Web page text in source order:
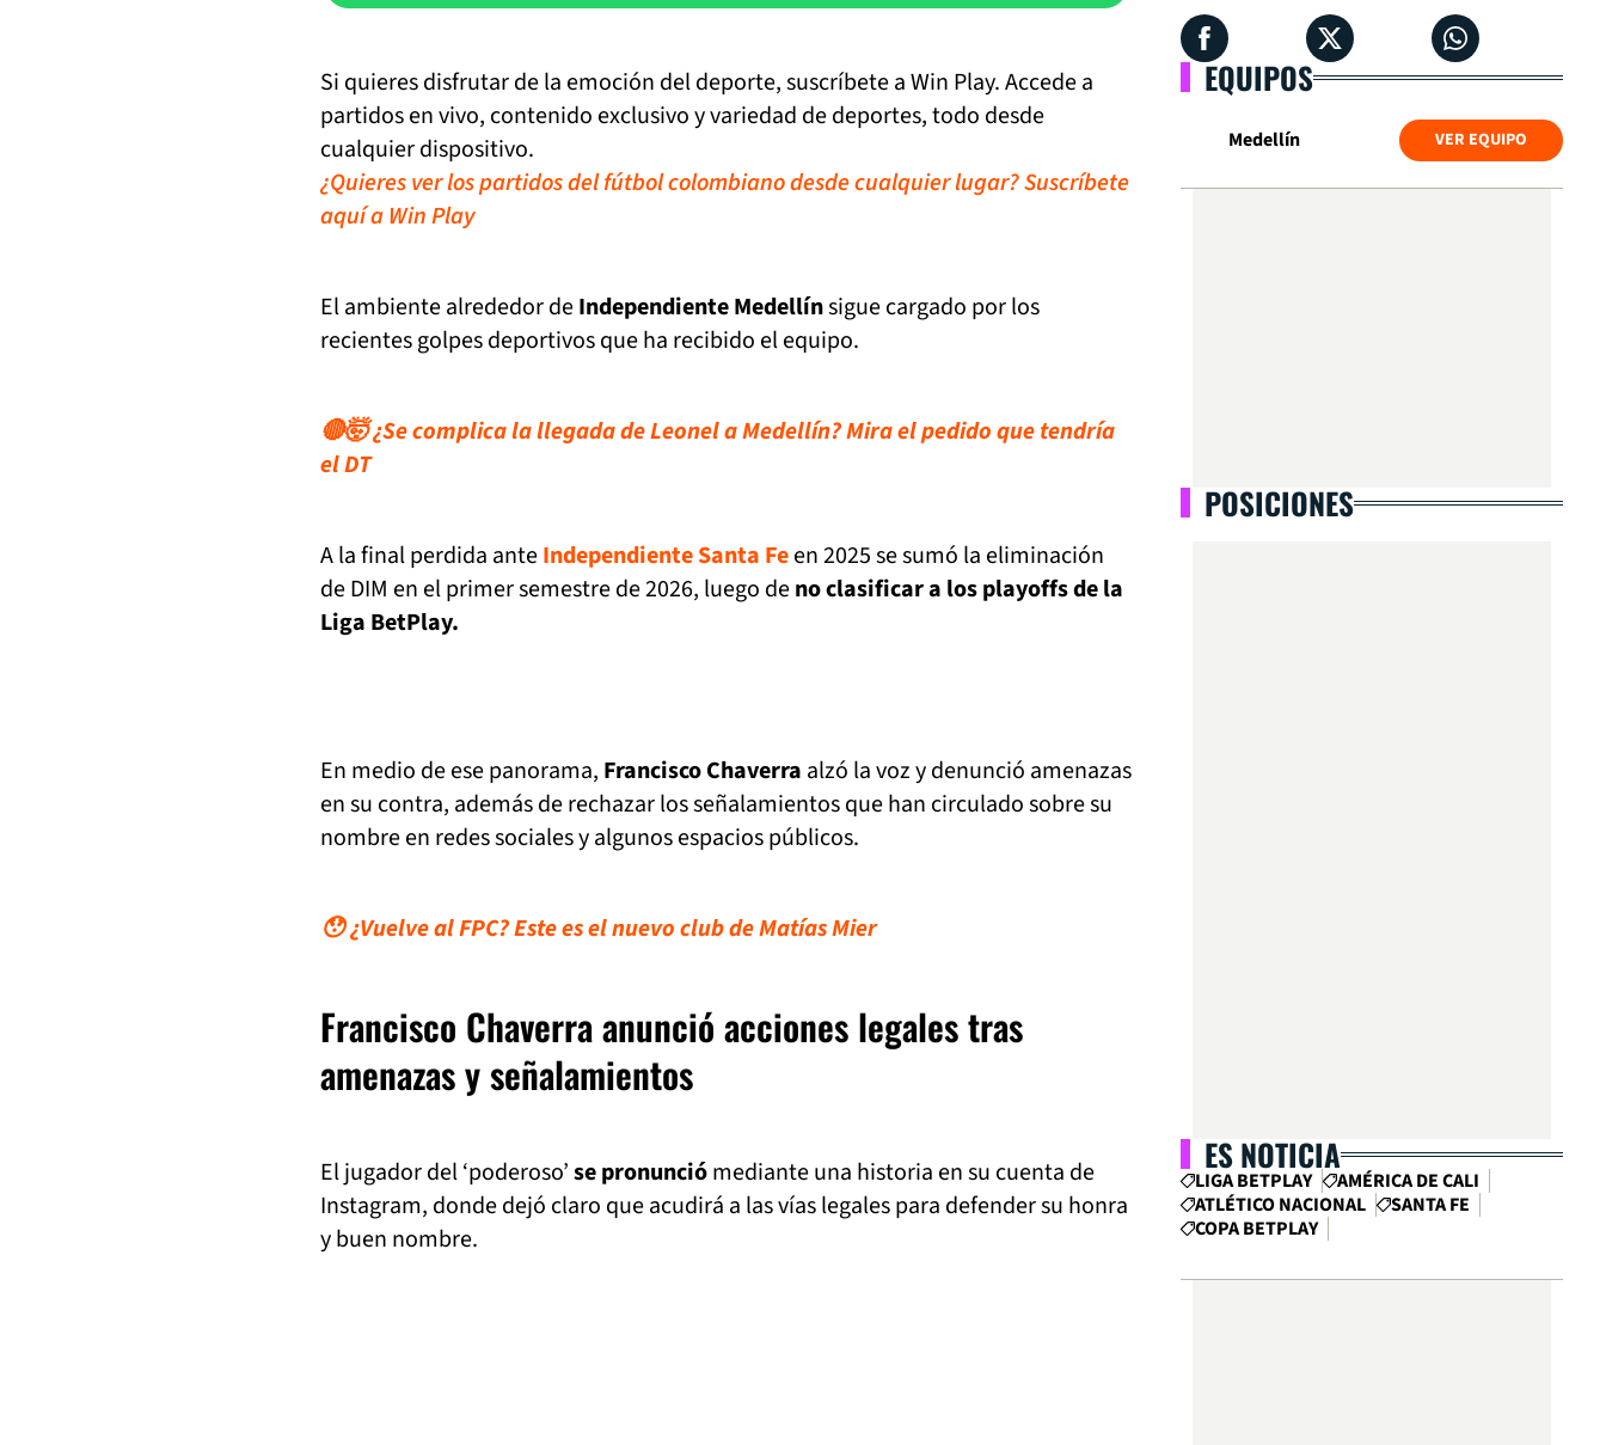
Si quieres disfrutar de la emoción del deporte, suscríbete a Win Play. Accede a
partidos en vivo, contenido exclusivo y variedad de deportes, todo desde
cualquier dispositivo.
¿Quieres ver los partidos del fútbol colombiano desde cualquier lugar? Suscríbete
aquí a Win Play
El ambiente alrededor deIndependiente Medellínsigue cargado por los
recientes golpes deportivos que ha recibido el equipo.
🔴🤯 ¿Se complica la llegada de Leonel a Medellín? Mira el pedido que tendría
el DT
A la final perdida anteIndependiente Santa Feen 2025 se sumó la eliminación
de DIM en el primer semestre de 2026, luego deno clasificar a los playoffs de la
Liga BetPlay.
En medio de ese panorama, Francisco Chaverra alzó la voz y denunció amenazas
en su contra, además de rechazar los señalamientos que han circulado sobre su
nombre en redes sociales y algunos espacios públicos.
😯 ¿Vuelve al FPC? Este es el nuevo club de Matías Mier
Francisco Chaverra anunció acciones legales tras
amenazas y señalamientos
El jugador del ‘poderoso’se pronunciómediante una historia en su cuenta de
Instagram, donde dejó claro que acudirá a las vías legales para defender su honra
y buen nombre.
EQUIPOS
Medellín VER EQUIPO
POSICIONES
ES NOTICIA
LIGA BETPLAY
AMÉRICA DE CALI
ATLÉTICO NACIONAL
SANTA FE
COPA BETPLAY